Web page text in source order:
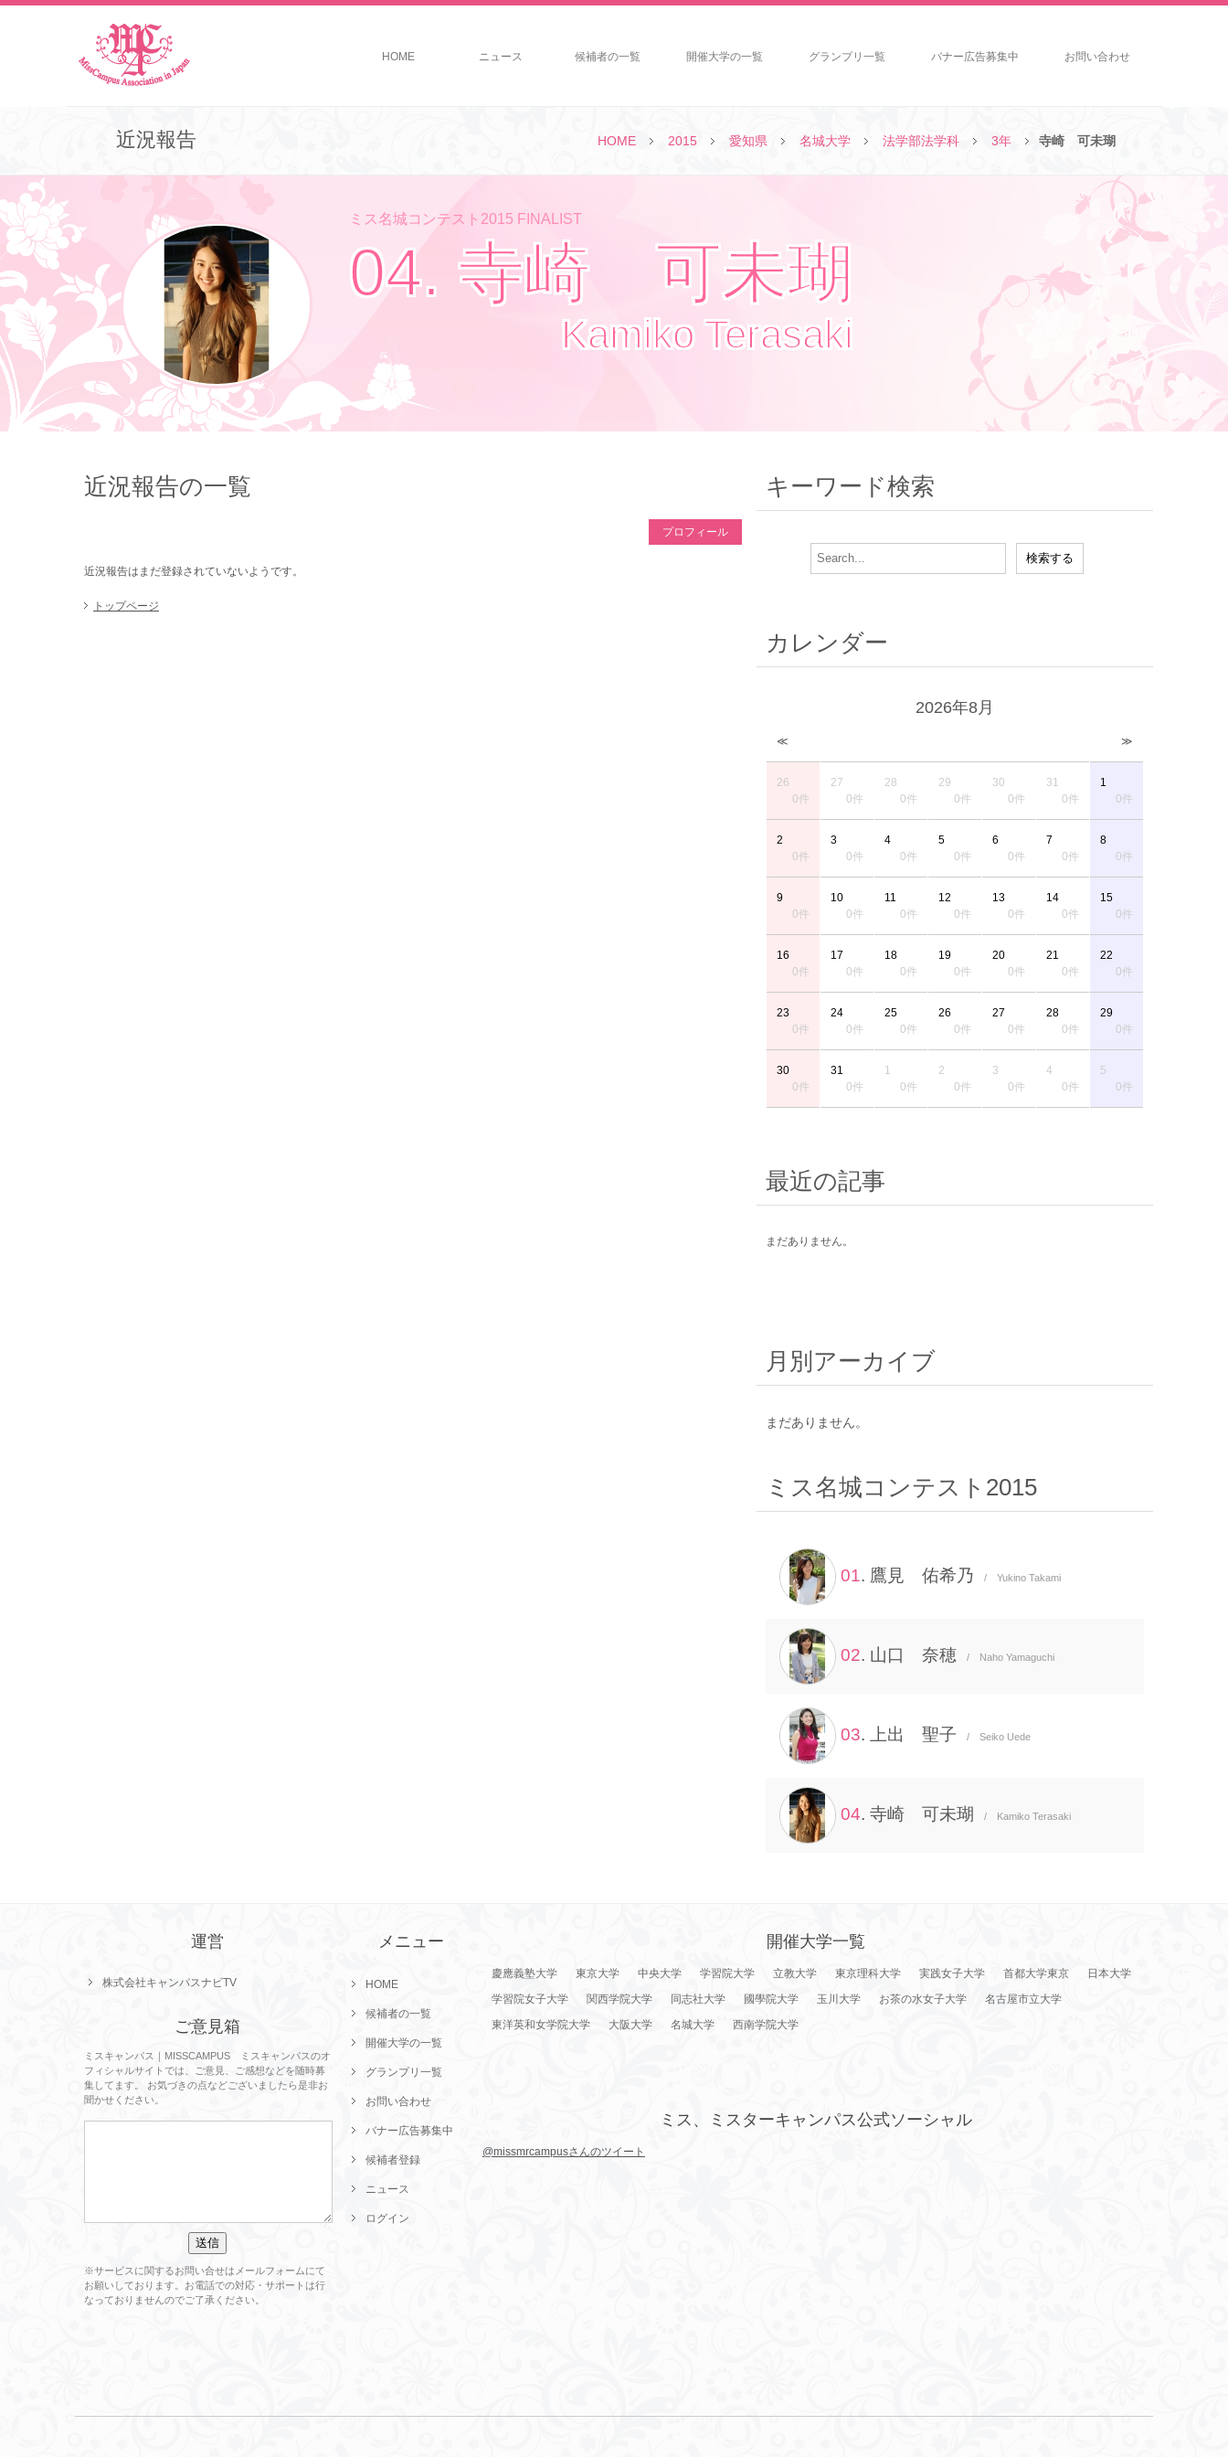
HOME ニュース 候補者の一覧 開催大学の一覧 グランプリ一覧 バナー広告募集中 お問い合わせ
HOME 2015 愛知県 名城大学 法学部法学科 3年 寺崎 可未瑚
近況報告
ミス名城コンテスト2015 FINALIST
04. 寺崎 可未瑚
Kamiko Terasaki
近況報告の一覧
プロフィール
近況報告はまだ登録されていないようです。
トップページ
キーワード検索
カレンダー
2026年8月
≪ ≫
26
0件
27
0件
28
0件
29
0件
30
0件
31
0件
1
0件
2
0件
3
0件
4
0件
5
0件
6
0件
7
0件
8
0件
9
0件
10
0件
11
0件
12
0件
13
0件
14
0件
15
0件
16
0件
17
0件
18
0件
19
0件
20
0件
21
0件
22
0件
23
0件
24
0件
25
0件
26
0件
27
0件
28
0件
29
0件
30
0件
31
0件
1
0件
2
0件
3
0件
4
0件
5
0件
最近の記事
まだありません。
月別アーカイブ
まだありません。
ミス名城コンテスト2015
01. 鷹見 佑希乃 / Yukino Takami
02. 山口 奈穂 / Naho Yamaguchi
03. 上出 聖子 / Seiko Uede
04. 寺崎 可未瑚 / Kamiko Terasaki
運営
株式会社キャンパスナビTV
ご意見箱
ミスキャンパス｜MISSCAMPUS ミスキャンパスのオ
フィシャルサイトでは、ご意見、ご感想などを随時募
集してます。 お気づきの点などございましたら是非お
聞かせください。
※サービスに関するお問い合せはメールフォームにて
お願いしております。お電話での対応・サポートは行
なっておりませんのでご了承ください。
メニュー
HOME
候補者の一覧
開催大学の一覧
グランプリ一覧
お問い合わせ
バナー広告募集中
候補者登録
ニュース
ログイン
開催大学一覧
慶應義塾大学 東京大学 中央大学 学習院大学 立教大学 東京理科大学 実践女子大学 首都大学東京
日本大学
学習院女子大学
関西学院大学 同志社大学 國學院大学 玉川大学 お茶の水女子大学
名古屋市立大学
東洋英和女学院大学
大阪大学 名城大学 西南学院大学
ミス、ミスターキャンパス公式ソーシャル
@missmrcampusさんのツイート